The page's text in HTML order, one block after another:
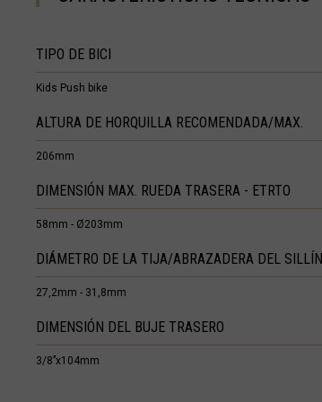
TIPO DE BICI
Kids Push bike
ALTURA DE HORQUILLA RECOMENDADA/MAX.
206mm
DIMENSIÓN MAX. RUEDA TRASERA - ETRTO
58mm - Ø203mm
DIÁMETRO DE LA TIJA/ABRAZADERA DEL SILLÍN
27,2mm - 31,8mm
DIMENSIÓN DEL BUJE TRASERO
3/8’’x104mm